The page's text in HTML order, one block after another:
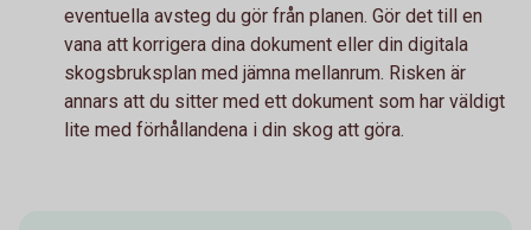
eventuella avsteg du gör från planen. Gör det till en
vana att korrigera dina dokument eller din digitala
skogsbruksplan med jämna mellanrum. Risken är
annars att du sitter med ett dokument som har väldigt
lite med förhållandena i din skog att göra.